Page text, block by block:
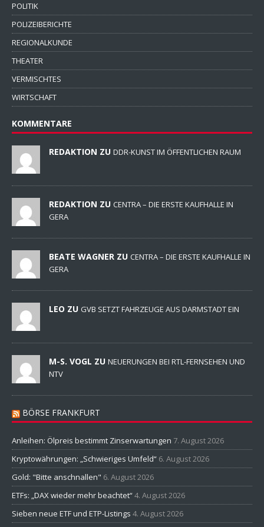
POLITIK
POLIZEIBERICHTE
REGIONALKUNDE
THEATER
VERMISCHTES
WIRTSCHAFT
KOMMENTARE
REDAKTION ZU DDR-KUNST IM ÖFFENTLICHEN RAUM
REDAKTION ZU CENTRA – DIE ERSTE KAUFHALLE IN
GERA
BEATE WAGNER ZU CENTRA – DIE ERSTE KAUFHALLE IN
GERA
LEO ZU GVB SETZT FAHRZEUGE AUS DARMSTADT EIN
M-S. VOGL ZU NEUERUNGEN BEI RTL-FERNSEHEN UND
NTV
BÖRSE FRANKFURT
Anleihen: Ölpreis bestimmt Zinserwartungen 7. August 2026
Kryptowährungen: „Schwieriges Umfeld“ 6. August 2026
Gold: "Bitte anschnallen" 6. August 2026
ETFs: „DAX wieder mehr beachtet“4. August 2026
Sieben neue ETF und ETP-Listings 4. August 2026